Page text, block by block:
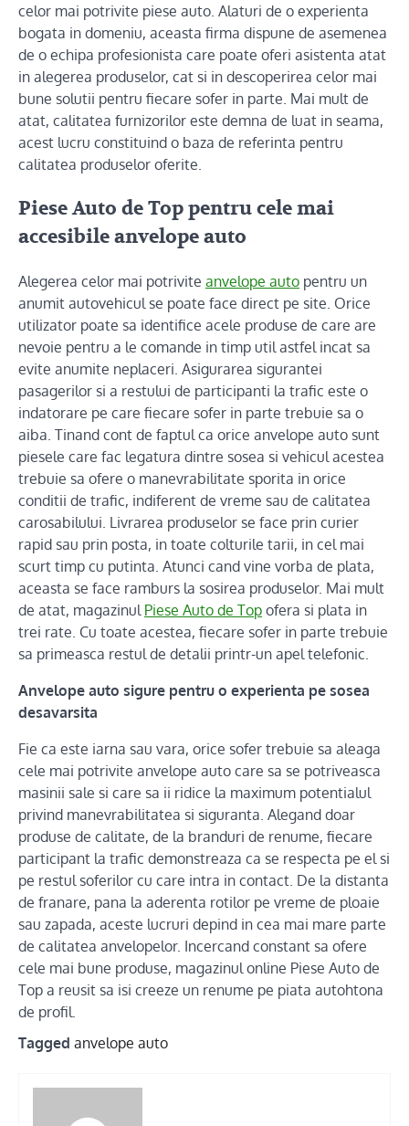
celor mai potrivite piese auto. Alaturi de o experienta
bogata in domeniu, aceasta firma dispune de asemenea
de o echipa profesionista care poate oferi asistenta atat
in alegerea produselor, cat si in descoperirea celor mai
bune solutii pentru fiecare sofer in parte. Mai mult de
atat, calitatea furnizorilor este demna de luat in seama,
acest lucru constituind o baza de referinta pentru
calitatea produselor oferite.
Piese Auto de Top pentru cele mai
accesibile anvelope auto
Alegerea celor mai potrivite anvelope auto pentru un
anumit autovehicul se poate face direct pe site. Orice
utilizator poate sa identifice acele produse de care are
nevoie pentru a le comande in timp util astfel incat sa
evite anumite neplaceri. Asigurarea sigurantei
pasagerilor si a restului de participanti la trafic este o
indatorare pe care fiecare sofer in parte trebuie sa o
aiba. Tinand cont de faptul ca orice anvelope auto sunt
piesele care fac legatura dintre sosea si vehicul acestea
trebuie sa ofere o manevrabilitate sporita in orice
conditii de trafic, indiferent de vreme sau de calitatea
carosabilului. Livrarea produselor se face prin curier
rapid sau prin posta, in toate colturile tarii, in cel mai
scurt timp cu putinta. Atunci cand vine vorba de plata,
aceasta se face ramburs la sosirea produselor. Mai mult
de atat, magazinul Piese Auto de Top ofera si plata in
trei rate. Cu toate acestea, fiecare sofer in parte trebuie
sa primeasca restul de detalii printr-un apel telefonic.
Anvelope auto sigure pentru o experienta pe sosea
desavarsita
Fie ca este iarna sau vara, orice sofer trebuie sa aleaga
cele mai potrivite anvelope auto care sa se potriveasca
masinii sale si care sa ii ridice la maximum potentialul
privind manevrabilitatea si siguranta. Alegand doar
produse de calitate, de la branduri de renume, fiecare
participant la trafic demonstreaza ca se respecta pe el si
pe restul soferilor cu care intra in contact. De la distanta
de franare, pana la aderenta rotilor pe vreme de ploaie
sau zapada, aceste lucruri depind in cea mai mare parte
de calitatea anvelopelor. Incercand constant sa ofere
cele mai bune produse, magazinul online Piese Auto de
Top a reusit sa isi creeze un renume pe piata autohtona
de profil.
Tagged anvelope auto